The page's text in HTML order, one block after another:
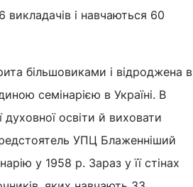
викладачів і навчаються 60
більшовиками і відроджена в
семінарією в Україні. В
духовної освіти й виховати
УПЦ Блаженніший
у 1958 р. Зараз у її стінах